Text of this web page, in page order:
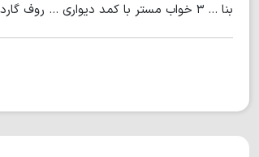
بنا ... ۳ خواب مستر با کمد دیواری ... روف گاردن... ویو جنگل و دریا ... انشعابات نصب... سند دست اقدام... (سیروان)